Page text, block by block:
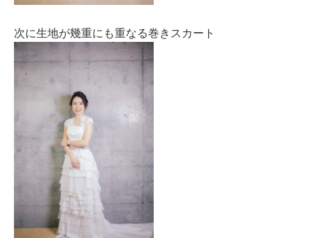
次に生地が幾重にも重なる巻きスカート